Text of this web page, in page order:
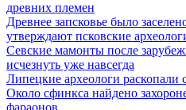
древних племен
Древнее запсковье было
утверждают псковские
Севские мамонты после
исчезнуть уже навсегда
Липецкие археологи раскопали
Около сфинкса найдено
фараонов